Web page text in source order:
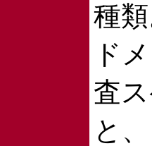
種
ド
査
と